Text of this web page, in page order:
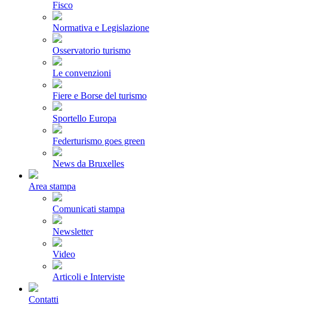
Fisco
Normativa e Legislazione
Osservatorio turismo
Le convenzioni
Fiere e Borse del turismo
Sportello Europa
Federturismo goes green
News da Bruxelles
Area stampa
Comunicati stampa
Newsletter
Video
Articoli e Interviste
Contatti